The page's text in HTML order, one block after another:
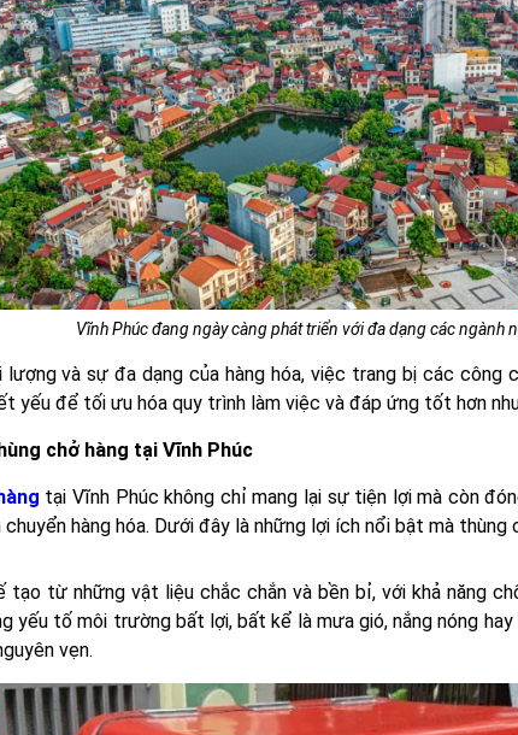
Vĩnh Phúc đang ngày càng phát triển với đa dạng các ngành
và sự đa dạng của hàng hóa, việc trang bị các công
yếu để tối ưu hóa quy trình làm việc và đáp ứng tốt hơn
chở hàng tại Vĩnh Phúc
tại Vĩnh Phúc không chỉ mang lại sự tiện lợi mà còn
hàng hóa. Dưới đây là những lợi ích nổi bật mà thùng
tạo từ những vật liệu chắc chắn và bền bỉ, với khả năng
yếu tố môi trường bất lợi, bất kể là mưa gió, nắng nóng
vẹn.